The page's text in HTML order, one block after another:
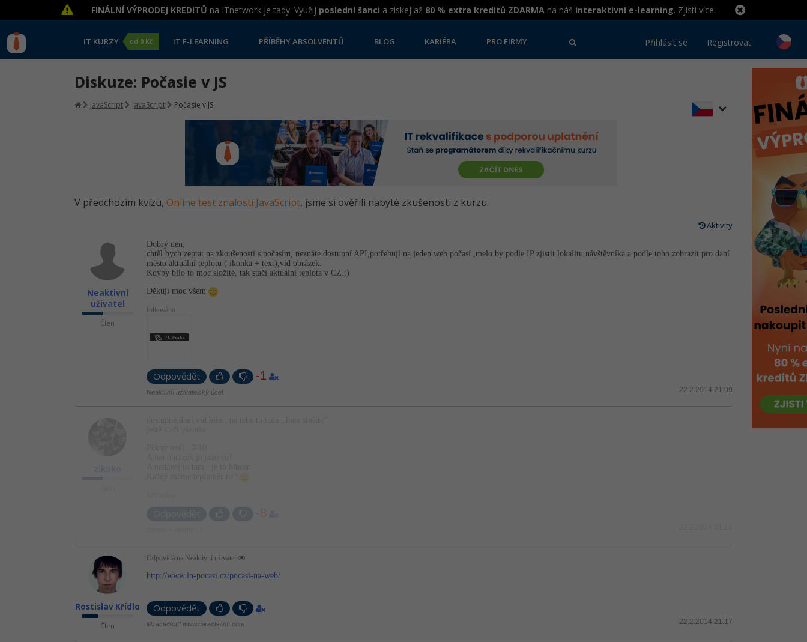
FINÁLNÍ VÝPRODEJ KREDITŮ na ITnetwork je tady. Využij poslední šanci a získej až 80 % extra kreditů ZDARMA na náš interaktivní e-learning. Zjisti více:
IT KURZY od 0 Kč IT E-LEARNING PŘÍBĚHY ABSOLVENTŮ BLOG KARIÉRA PRO FIRMY Přihlásit se Registrovat
Diskuze: Počasie v JS
JavaScript JavaScript Počasie v JS
V předchozím kvízu, Online test znalostí JavaScript, jsme si ověřili nabyté zkušenosti z kurzu.
Aktivity
Neaktivní
uživatel
Člen
Dobrý den,
chtěl bych zeptat na zkoušenosti s počasím, neznáte dostupní API,potřebují na jeden web počasí ,melo by podle IP zjistit lokalitu návštěvníka a podle toho zobrazit pro daní
město aktuální teplotu ( ikonka + text),vid obrázek.
Kdyby bilo to moc složité, tak stačí aktuální teplota v CZ.:)
Děkují moc všem
Editováno
Odpovědět -1
22.2.2014 21:09
Neaktivní uživatelský účet
Rostislav Křídlo
Člen
Odpovídá na Neaktivní uživatel
http://www.in-pocasi.cz/pocasi-na-web/
Odpovědět
22.2.2014 21:17
MiracleSoft! www.miraclesoft.com